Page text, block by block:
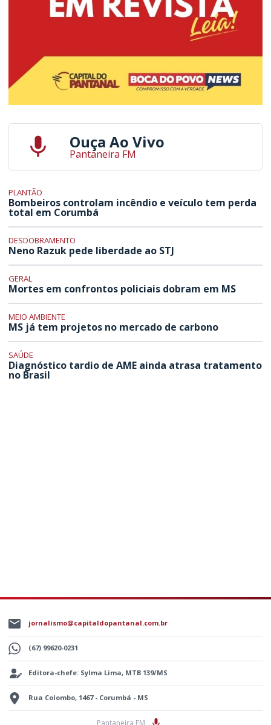
Ouça Ao Vivo
Pantaneira FM
PLANTÃO
Bombeiros controlam incêndio e veículo tem perda
total em Corumbá
DESDOBRAMENTO
Neno Razuk pede liberdade ao STJ
GERAL
Mortes em confrontos policiais dobram em MS
MEIO AMBIENTE
MS já tem projetos no mercado de carbono
SAÚDE
Diagnóstico tardio de AME ainda atrasa tratamento
no Brasil
jornalismo@capitaldopantanal.com.br
(67) 99620-0231
Editora-chefe: Sylma Lima, MTB 139/MS
Rua Colombo, 1467 - Corumbá - MS